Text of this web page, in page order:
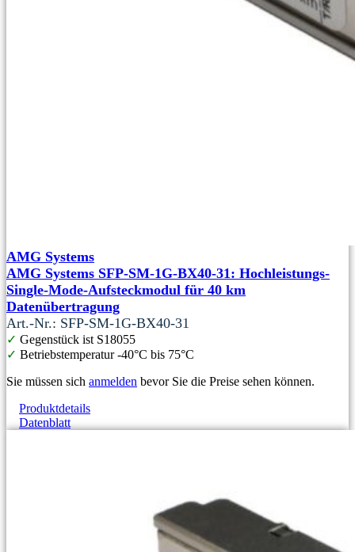
AMG Systems
AMG Systems SFP-SM-1G-BX40-31: Hochleistungs-
Single-Mode-Aufsteckmodul für 40 km
Datenübertragung
Art.-Nr.: SFP-SM-1G-BX40-31
✓ Gegenstück ist S18055
✓ Betriebstemperatur -40°C bis 75°C
Sie müssen sich anmelden bevor Sie die Preise sehen können.
Produktdetails
Datenblatt